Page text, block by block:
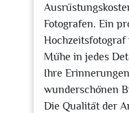
Fotografen. Ein
Mühe in jedes
Ihre
wunderschönen
Die Qualität der